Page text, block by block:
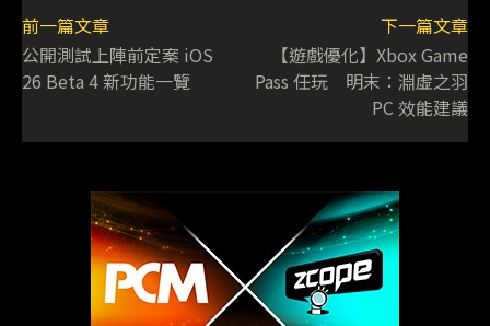
前一篇文章
公開測試上陣前定案 iOS
26 Beta 4 新功能一覽
下一篇文章
【遊戲優化】Xbox Game
Pass 任玩 明末：淵虛之羽
PC 效能建議